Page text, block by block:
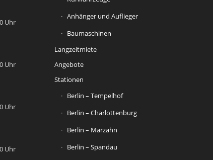
Uhr
Uhr
Uhr
Uhr
Anhänger und Auflieger
Baumaschinen
Langzeitmiete
Angebote
Stationen
Berlin – Tempelhof
Berlin – Charlottenburg
Berlin – Marzahn
Berlin – Spandau